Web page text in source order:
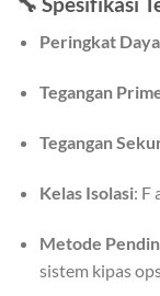
Peringkat Daya
Tegangan
Tegangan
Kelas Isolasi: F
Metode
sistem kipas